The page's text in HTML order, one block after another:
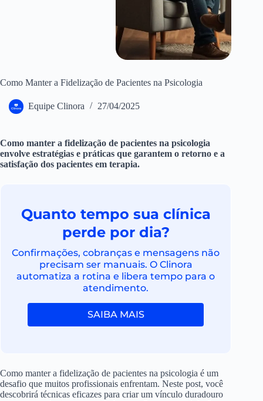
Como Manter a Fidelização de Pacientes na Psicologia
Equipe Clinora 27/04/2025
Como manter a fidelização de pacientes na psicologia
envolve estratégias e práticas que garantem o retorno e a
satisfação dos pacientes em terapia.
Quanto tempo sua clínica
perde por dia?
Confirmações, cobranças e mensagens não
precisam ser manuais. O Clinora
automatiza a rotina e libera tempo para o
atendimento.
SAIBA MAIS
Como manter a fidelização de pacientes na psicologia é um
desafio que muitos profissionais enfrentam. Neste post, você
descobrirá técnicas eficazes para criar um vínculo duradouro